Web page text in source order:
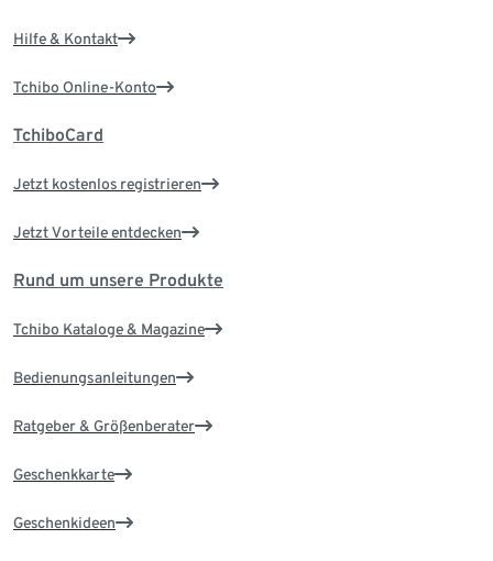
Hilfe & Kontakt
Tchibo Online-Konto
TchiboCard
Jetzt kostenlos registrieren
Jetzt Vorteile entdecken
Rund um unsere Produkte
Tchibo Kataloge & Magazine
Bedienungsanleitungen
Ratgeber & Größenberater
Geschenkkarte
Geschenkideen